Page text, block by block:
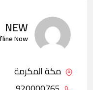
NEW
Now
مكة المكرمة